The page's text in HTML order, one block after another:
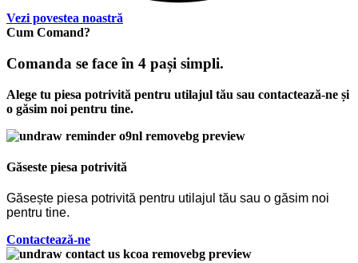
Vezi povestea noastră
Cum Comand?
Comanda se face în 4 pași simpli.
Alege tu piesa potrivită pentru utilajul tău sau contactează-ne și
o găsim noi pentru tine.
Găseste piesa potrivită
Găsește piesa potrivită pentru utilajul tău sau o găsim noi
pentru tine.
Contactează-ne